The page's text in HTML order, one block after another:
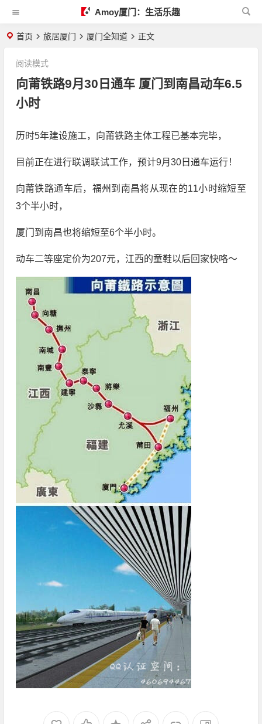
Amoy厦门：生活乐趣
首页 旅居厦门 厦门全知道 正文
向莆铁路9月30日通车 厦门到南昌动车6.5
小时
阅读模式
历时5年建设施工，向莆铁路主体工程已基本完毕，
目前正在进行联调联试工作，预计9月30日通车运行！
向莆铁路通车后，福州到南昌将从现在的11小时缩短至
3个半小时，
厦门到南昌也将缩短至6个半小时。
动车二等座定价为207元，江西的童鞋以后回家快咯～